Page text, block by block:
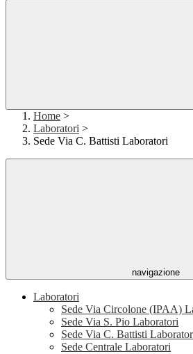
Home >
Laboratori >
Sede Via C. Battisti Laboratori
navigazione
Laboratori
Sede Via Circolone (IPAA)
Sede Via S. Pio Laboratori
Sede Via C. Battisti
Sede Centrale Laboratori